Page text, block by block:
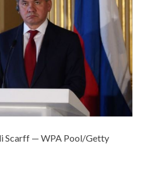
Scarff — WPA Pool/Getty